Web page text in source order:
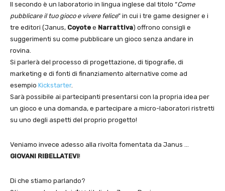
Il secondo è un laboratorio in lingua inglese dal titolo “Come
pubblicare il tuo gioco e vivere felice” in cui i tre game designer e i
tre editori (Janus, Coyote e Narrattiva) offrono consigli e
suggerimenti su come pubblicare un gioco senza andare in
rovina.
Si parlerà del processo di progettazione, di tipografie, di
marketing e di fonti di finanziamento alternative come ad
esempio Kickstarter.
Sarà possibile ai partecipanti presentarsi con la propria idea per
un gioco e una domanda, e partecipare a micro-laboratori ristretti
su uno degli aspetti del proprio progetto!
Veniamo invece adesso alla rivolta fomentata da Janus …
GIOVANI RIBELLATEVI!
Di che stiamo parlando?